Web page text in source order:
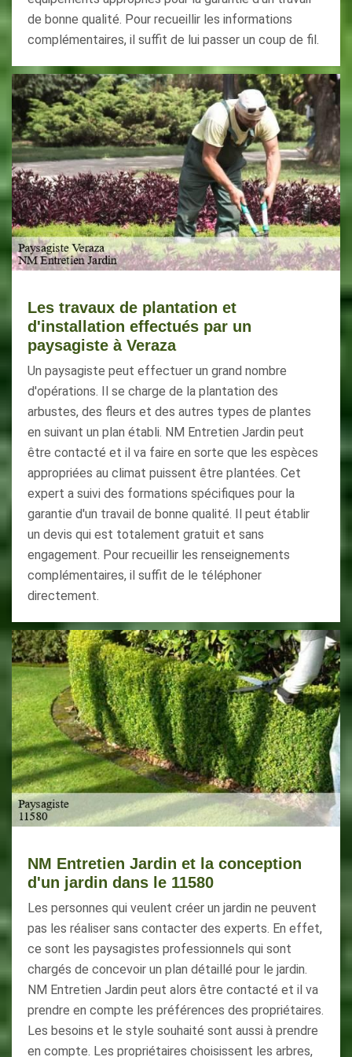
de bonne qualité. Pour recueillir les informations
complémentaires, il suffit de lui passer un coup de fil.
Les travaux de plantation et
d'installation effectués par un
paysagiste à Veraza
Un paysagiste peut effectuer un grand nombre
d'opérations. Il se charge de la plantation des
arbustes, des fleurs et des autres types de plantes
en suivant un plan établi. NM Entretien Jardin peut
être contacté et il va faire en sorte que les espèces
appropriées au climat puissent être plantées. Cet
expert a suivi des formations spécifiques pour la
garantie d'un travail de bonne qualité. Il peut établir
un devis qui est totalement gratuit et sans
engagement. Pour recueillir les renseignements
complémentaires, il suffit de le téléphoner
directement.
NM Entretien Jardin et la conception
d'un jardin dans le 11580
Les personnes qui veulent créer un jardin ne peuvent
pas les réaliser sans contacter des experts. En effet,
ce sont les paysagistes professionnels qui sont
chargés de concevoir un plan détaillé pour le jardin.
NM Entretien Jardin peut alors être contacté et il va
prendre en compte les préférences des propriétaires.
Les besoins et le style souhaité sont aussi à prendre
en compte. Les propriétaires choisissent les arbres,